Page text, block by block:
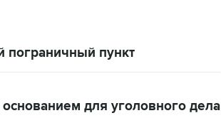
пограничный пункт
для уголовного дела